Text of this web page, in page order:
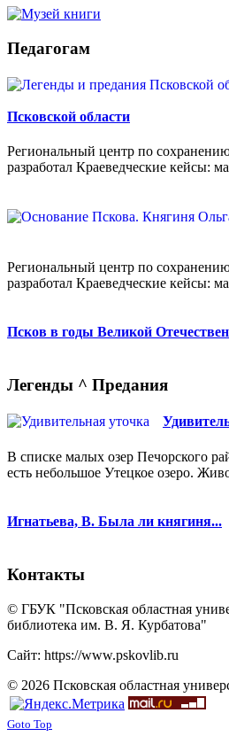
Педагогам
Псковской области
Региональный центр по
разработал Краеведческие кейсы:
Региональный центр по
разработал Краеведческие кейсы:
Псков в годы Великой
Легенды ^ Предания
В списке малых озер Печорского
есть небольшое Утецкое озеро.
Игнатьева, В. Была ли княгиня...
Контакты
© ГБУК "Псковская областная
библиотека им. В. Я. Курбатова"
Сайт: https://www.pskovlib.ru
© 2026 Псковская областная
Goto Top